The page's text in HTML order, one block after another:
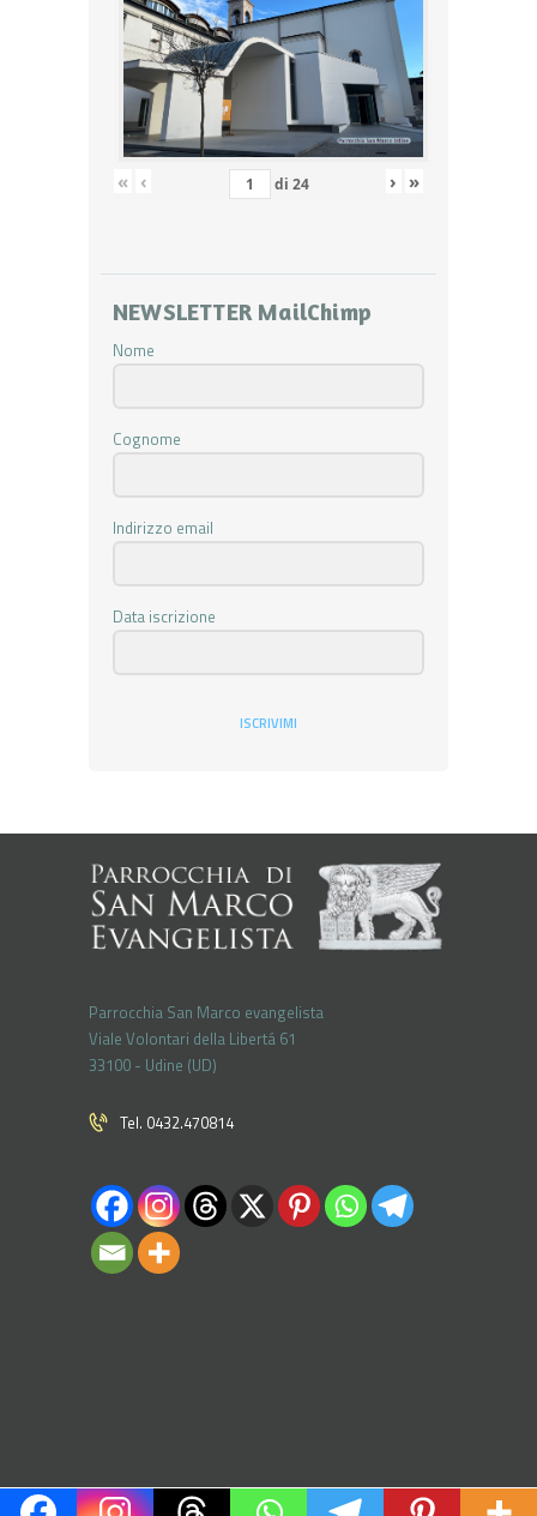
« ‹ di 24 › »
NEWSLETTER MailChimp
Nome
Cognome
Indirizzo email
Data iscrizione
ISCRIVIMI
Parrocchia San Marco evangelista
Viale Volontari della Libertá 61
33100 - Udine (UD)
Tel. 0432.470814